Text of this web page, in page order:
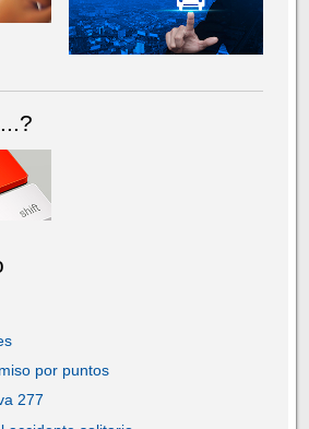
por puntos
277